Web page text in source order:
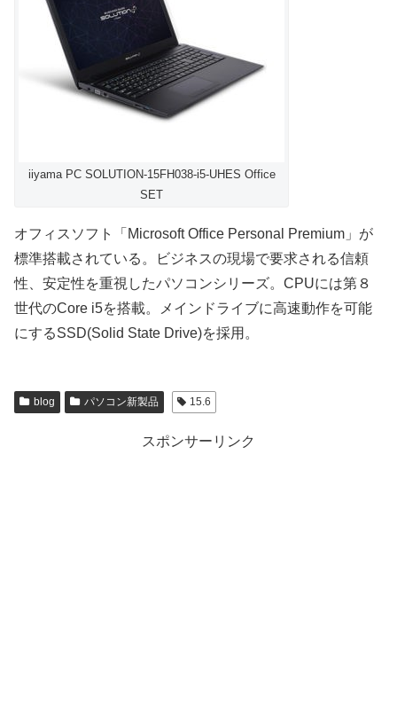
iiyama PC SOLUTION-15FH038-i5-UHES Office
SET
オフィスソフト「Microsoft Office Personal Premium」が
標準搭載されている。ビジネスの現場で要求される信頼
性、安定性を重視したパソコンシリーズ。CPUには第８
世代のCore i5を搭載。メインドライブに高速動作を可能
にするSSD(Solid State Drive)を採用。
blog パソコン新製品 15.6
スポンサーリンク